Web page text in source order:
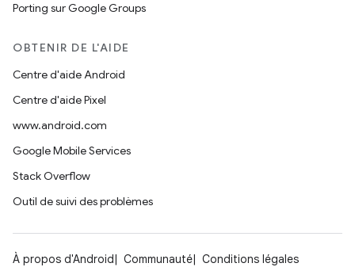
Porting sur Google Groups
OBTENIR DE L'AIDE
Centre d'aide Android
Centre d'aide Pixel
www.android.com
Google Mobile Services
Stack Overflow
Outil de suivi des problèmes
À propos d'Android Communauté
Conditions légales